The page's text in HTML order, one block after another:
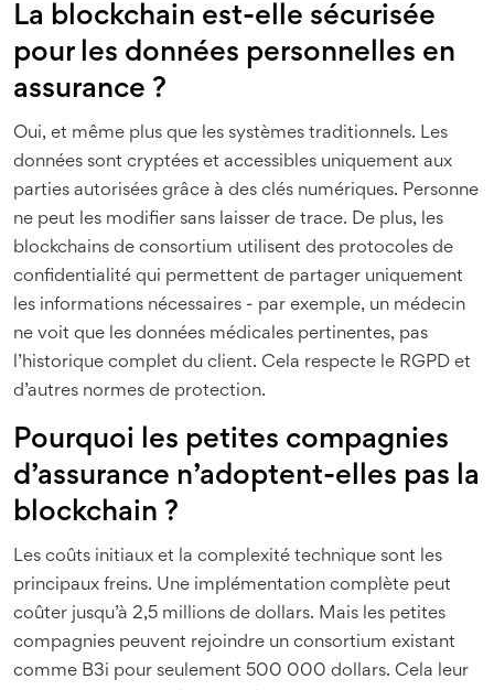
La blockchain est-elle sécurisée
pour les données personnelles en
assurance ?
Oui, et même plus que les systèmes traditionnels. Les
données sont cryptées et accessibles uniquement aux
parties autorisées grâce à des clés numériques. Personne
ne peut les modifier sans laisser de trace. De plus, les
blockchains de consortium utilisent des protocoles de
confidentialité qui permettent de partager uniquement
les informations nécessaires - par exemple, un médecin
ne voit que les données médicales pertinentes, pas
l’historique complet du client. Cela respecte le RGPD et
d’autres normes de protection.
Pourquoi les petites compagnies
d’assurance n’adoptent-elles pas la
blockchain ?
Les coûts initiaux et la complexité technique sont les
principaux freins. Une implémentation complète peut
coûter jusqu’à 2,5 millions de dollars. Mais les petites
compagnies peuvent rejoindre un consortium existant
comme B3i pour seulement 500 000 dollars. Cela leur